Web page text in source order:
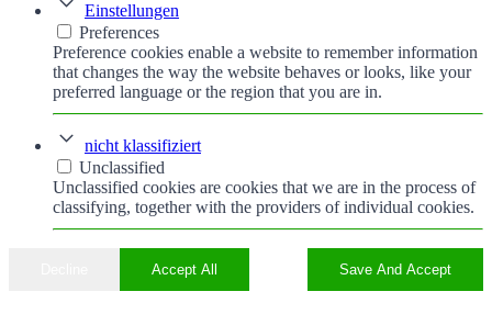
Einstellungen
Preferences
Preference cookies enable a website to remember information
that changes the way the website behaves or looks, like your
preferred language or the region that you are in.
nicht klassifiziert
Unclassified
Unclassified cookies are cookies that we are in the process of
classifying, together with the providers of individual cookies.
Accept All Save And Accept